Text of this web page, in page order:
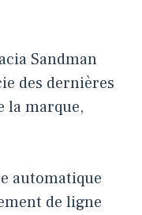
Sandman
des dernières
la marque,
automatique
de ligne